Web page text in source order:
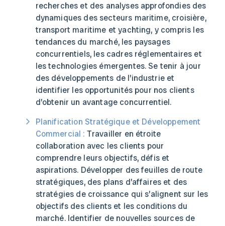
recherches et des analyses approfondies des
dynamiques des secteurs maritime, croisière,
transport maritime et yachting, y compris les
tendances du marché, les paysages
concurrentiels, les cadres réglementaires et
les technologies émergentes. Se tenir à jour
des développements de l’industrie et
identifier les opportunités pour nos clients
d’obtenir un avantage concurrentiel.
Planification Stratégique et Développement
Commercial : Travailler en étroite
collaboration avec les clients pour
comprendre leurs objectifs, défis et
aspirations. Développer des feuilles de route
stratégiques, des plans d’affaires et des
stratégies de croissance qui s’alignent sur les
objectifs des clients et les conditions du
marché. Identifier de nouvelles sources de